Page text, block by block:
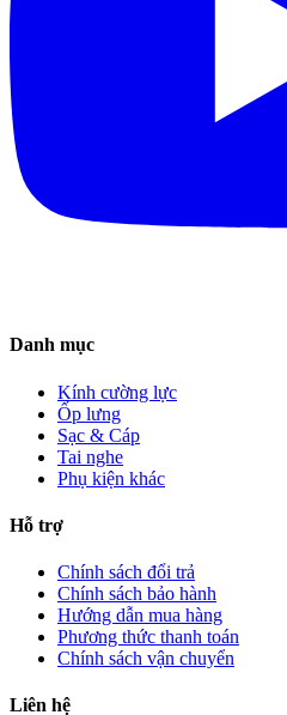
Danh mục
Kính cường lực
Ốp lưng
Sạc & Cáp
Tai nghe
Phụ kiện khác
Hỗ trợ
Chính sách đổi trả
Chính sách bảo hành
Hướng dẫn mua hàng
Phương thức thanh toán
Chính sách vận chuyển
Liên hệ